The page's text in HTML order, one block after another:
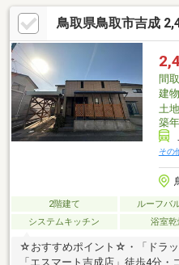
ス、温水洗浄便座、ＴＶモニタ
ヒーター、小学校 徒歩10分以内
鳥取県鳥取市吉成
間
建
土
築
その
2階建て ルーフバ
システムキッチン
浴室
☆おすすめポイント☆・「ドラッ
「エスマート吉成店」徒歩4分